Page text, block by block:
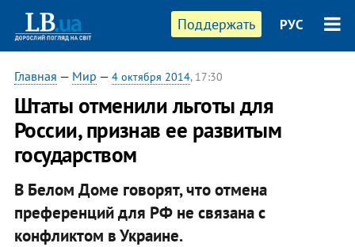
Поддержать РУС
Главная — Мир — 4 октября 2014, 17:30
Штаты отменили льготы для
России, признав ее развитым
государством
В Белом Доме говорят, что отмена
преференций для РФ не связана с
конфликтом в Украине.